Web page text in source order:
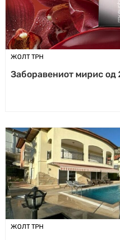
ЖОЛТ ТРН
Заборавениот мирис од
ЖОЛТ ТРН